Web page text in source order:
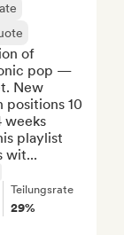
of
pop —
New
positions 10
weeks
playlist
wit...
Teilungsrate
29%